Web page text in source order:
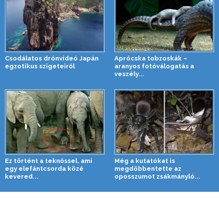
Csodálatos drónvideó Japán
egzotikus szigeteiről
Aprócska tobzoskák –
aranyos fotóválogatás a
veszély...
Ez történt a teknőssel, ami
egy elefántcsorda közé
kevered...
Még a kutatókat is
megdöbbentette az
oposszumot zsákmányló...